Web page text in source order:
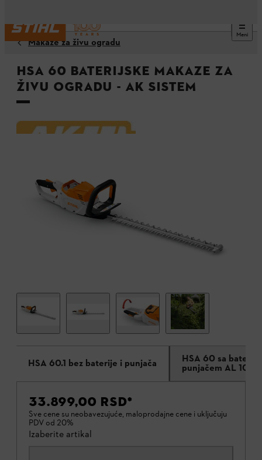
Meni
Makaze za živu ogradu
HSA 60 baterijske makaze za
živu ogradu - AK Sistem
HSA 60.1 bez baterije i punjača HSA 60 sa
punjačem AL 101
33.899,00 RSD*
Sve cene su neobavezujuće, maloprodajne cene i uključuju
PDV od 20%
Izaberite artikal